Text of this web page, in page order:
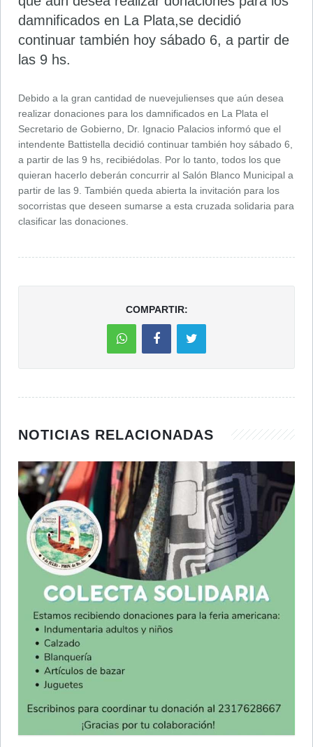
damnificados en La Plata,se decidió
continuar también hoy sábado 6, a partir de
las 9 hs.
Debido a la gran cantidad de nuevejulienses que aún desea
realizar donaciones para los damnificados en La Plata el
Secretario de Gobierno, Dr. Ignacio Palacios informó que el
intendente Battistella decidió continuar también hoy sábado 6,
a partir de las 9 hs, recibiédolas. Por lo tanto, todos los que
quieran hacerlo deberán concurrir al Salón Blanco Municipal a
partir de las 9. También queda abierta la invitación para los
socorristas que deseen sumarse a esta cruzada solidaria para
clasificar las donaciones.
COMPARTIR:
NOTICIAS RELACIONADAS